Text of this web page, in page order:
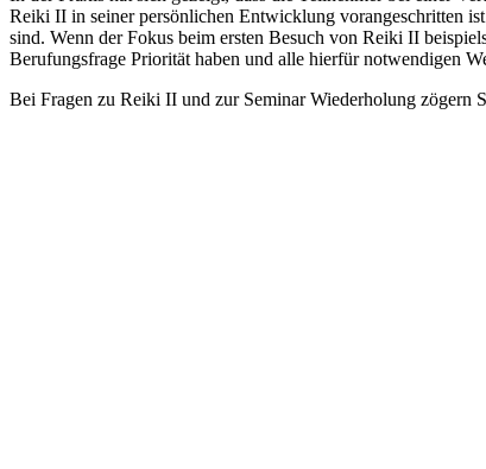
Reiki II in seiner persönlichen Entwicklung vorangeschritten
sind. Wenn der Fokus beim ersten Besuch von Reiki II
Berufungsfrage Priorität haben und alle hierfür notwendigen
Bei Fragen zu Reiki II und zur Seminar Wiederholung zögern